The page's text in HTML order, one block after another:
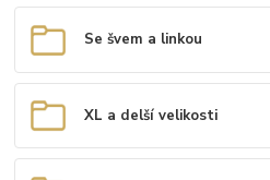
Se švem a linkou
XL a delší velikosti